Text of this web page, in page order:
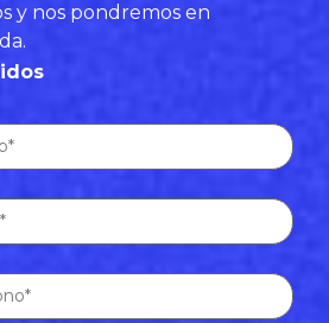
y nos pondremos en